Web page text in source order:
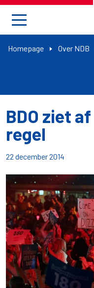
Homepage Over NDB
BDO ziet
regel
22 december 2014